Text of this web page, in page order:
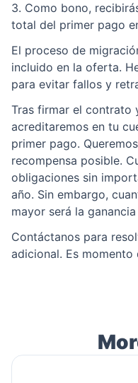
3. Como bono,
total del primer pago
El proceso de
incluido en la oferta.
para evitar fallos y
Tras firmar el contrato
acreditaremos en tu
primer pago.
recompensa posible.
obligaciones sin
año. Sin embargo,
mayor será la ganancia
Contáctanos para
adicional. Es momento